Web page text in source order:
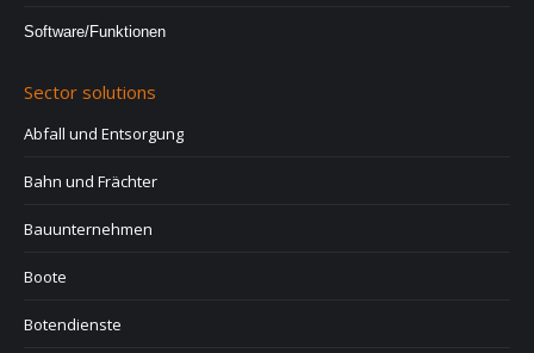
Software/Funktionen
Sector solutions
Abfall und Entsorgung
Bahn und Frächter
Bauunternehmen
Boote
Botendienste